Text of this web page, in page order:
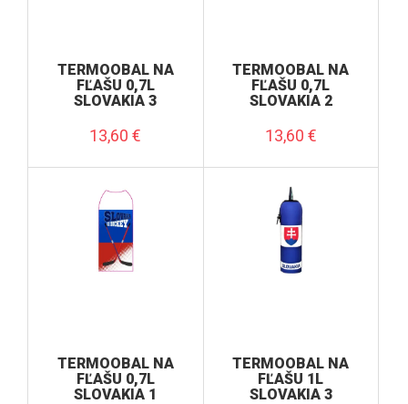
TERMOOBAL NA
FĽAŠU 0,7L
SLOVAKIA 3
13,60€
TERMOOBAL NA
FĽAŠU 0,7L
SLOVAKIA 2
13,60 €
TERMOOBAL NA
FĽAŠU 0,7L
SLOVAKIA 1
TERMOOBAL NA
FĽAŠU 1L
SLOVAKIA 3